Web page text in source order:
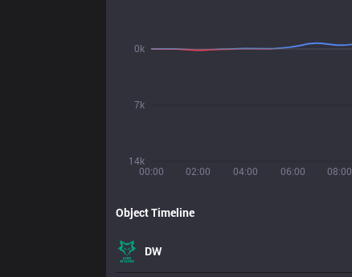
00:00 02:00 04:00 06:00 08:00
14k
7k
0k
Object Timeline
DW